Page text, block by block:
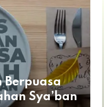
Berpuasa
Sya’ban